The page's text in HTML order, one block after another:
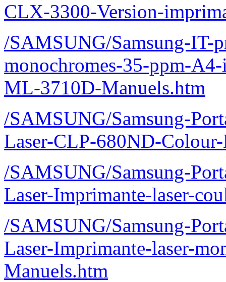
CLX-3300-Version-
/SAMSUNG/Samsung-IT-
monochromes-35-ppm-
ML-3710D-Manuels.htm
/SAMSUNG/Samsung-
Laser-CLP-680ND-
/SAMSUNG/Samsung-
Laser-Imprimante-laser-
/SAMSUNG/Samsung-
Laser-Imprimante-laser-
Manuels.htm